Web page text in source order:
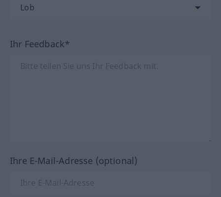
Ihr Feedback*
Ihre E-Mail-Adresse (optional)